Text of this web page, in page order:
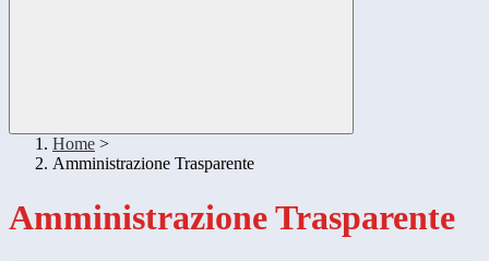
Home >
Amministrazione Trasparente
Amministrazione Trasparente